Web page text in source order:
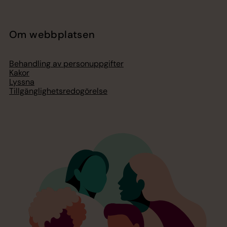
Om webbplatsen
Behandling av personuppgifter
Kakor
Lyssna
Tillgänglighetsredogörelse